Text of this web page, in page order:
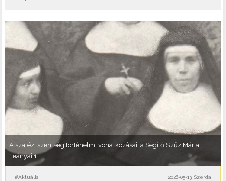
A szalézi szentség történelmi vonatkozásai: a Segítő Szűz Mária
Leányai 1.
#Aktuális 2026-05-13, Szerda